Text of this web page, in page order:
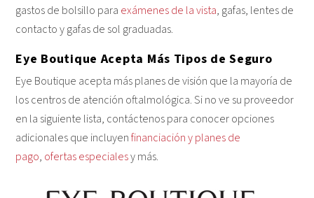
gastos de bolsillo para exámenes de la vista, gafas, lentes de
contacto y gafas de sol graduadas.
Eye Boutique Acepta Más Tipos de Seguro
Eye Boutique acepta más planes de visión que la mayoría de
los centros de atención oftalmológica. Si no ve su proveedor
en la siguiente lista, contáctenos para conocer opciones
adicionales que incluyenfinanciación y planes de
pago, ofertas especialesy más.